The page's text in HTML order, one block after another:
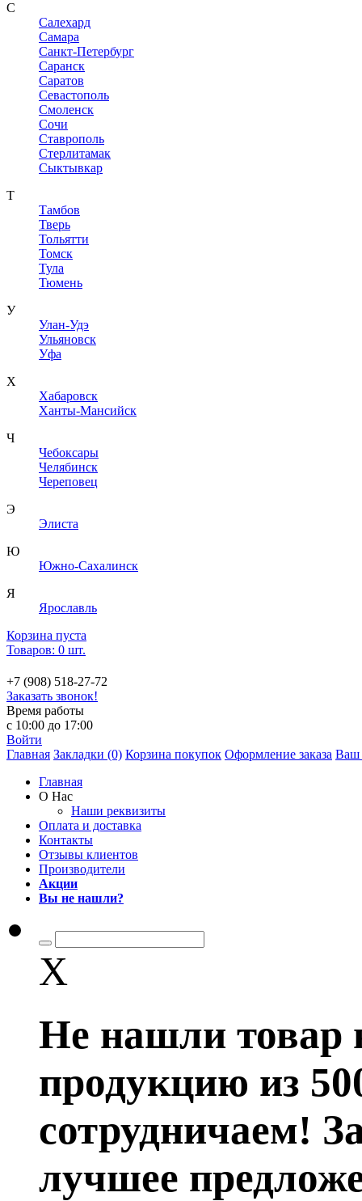
С
Салехард
Самара
Санкт-Петербург
Саранск
Саратов
Севастополь
Смоленск
Сочи
Ставрополь
Стерлитамак
Сыктывкар
Т
Тамбов
Тверь
Тольятти
Томск
Тула
Тюмень
У
Улан-Удэ
Ульяновск
Уфа
Х
Хабаровск
Ханты-Мансийск
Ч
Чебоксары
Челябинск
Череповец
Э
Элиста
Ю
Южно-Сахалинск
Я
Ярославль
Корзина пуста
Товаров: 0 шт.
+7 (908) 518-27-72
Заказать звонок!
Время работы
с 10:00 до 17:00
Войти
Главная Закладки (0) Корзина покупок Оформление заказа Ваш
Главная
О Нас
Наши реквизиты
Оплата и доставка
Контакты
Отзывы клиентов
Производители
Акции
Вы не нашли?
X
Не нашли товар
продукцию из
сотрудничаем!
лучшее